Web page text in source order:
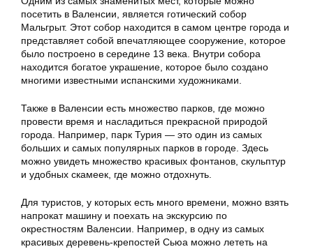
посетить в Валенсии, является готический собор
Мальгрыт. Этот собор находится в самом центре города и
представляет собой впечатляющее сооружение, которое
было построено в середине 13 века. Внутри собора
находится богатое украшение, которое было создано
многими известными испанскими художниками.
Также в Валенсии есть множество парков, где можно
провести время и насладиться прекрасной природой
города. Например, парк Турия — это один из самых
больших и самых популярных парков в городе. Здесь
можно увидеть множество красивых фонтанов, скульптур
и удобных скамеек, где можно отдохнуть.
Для туристов, у которых есть много времени, можно взять
напрокат машину и поехать на экскурсию по
окрестностям Валенсии. Например, в одну из самых
красивых деревень-крепостей Сьюа можно лететь на